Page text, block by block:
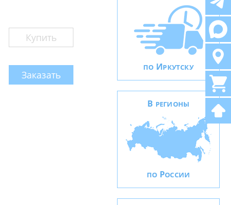
Купить
Заказать
ПО ИРКУТСКУ
В РЕГИОНЫ
ПО РОССИИ